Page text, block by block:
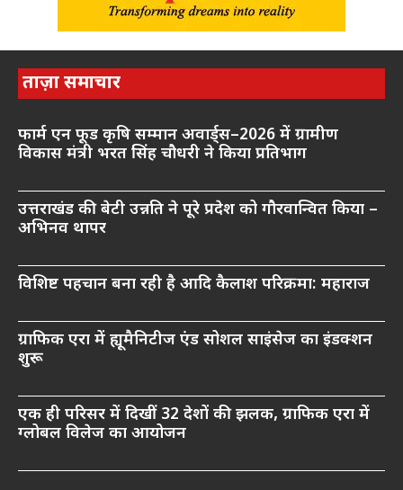
ताज़ा समाचार
फार्म एन फूड कृषि सम्मान अवार्ड्स–2026 में ग्रामीण
विकास मंत्री भरत सिंह चौधरी ने किया प्रतिभाग
उत्तराखंड की बेटी उन्नति ने पूरे प्रदेश को गौरवान्वित किया –
अभिनव थापर
विशिष्ट पहचान बना रही है आदि कैलाश परिक्रमा: महाराज
ग्राफिक एरा में ह्यूमैनिटीज एंड सोशल साइंसेज का इंडक्शन
शुरू
एक ही परिसर में दिखीं 32 देशों की झलक, ग्राफिक एरा में
ग्लोबल विलेज का आयोजन